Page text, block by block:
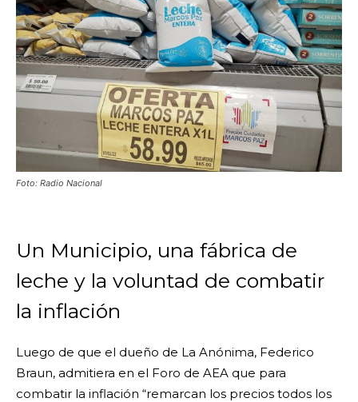
Foto: Radio Nacional
Un Municipio, una fábrica de
leche y la voluntad de combatir
la inflación
Luego de que el dueño de La Anónima, Federico
Braun, admitiera en el Foro de AEA que para
combatir la inflación “remarcan los precios todos los